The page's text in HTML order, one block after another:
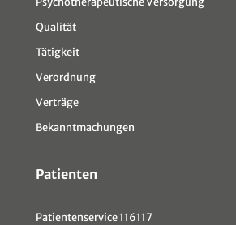
Qualität
Tätigkeit
Verordnung
Verträge
Bekanntmachungen
Patienten
Patientenservice 116117